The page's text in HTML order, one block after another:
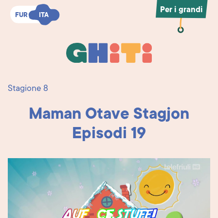
FUR ITA
FUR ITA
Ghiti
Per i grandi
Stagione 8
Maman Otave Stagjon
Episodi 19